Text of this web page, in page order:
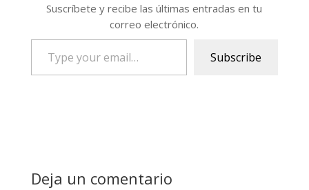
Suscríbete y recibe las últimas entradas en tu
correo electrónico.
email…
Subscribe
Deja un comentario